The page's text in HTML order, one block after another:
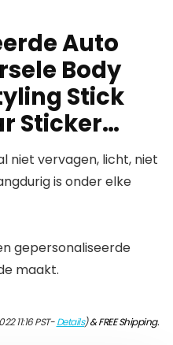
Auto
Body
Stick
Sticker…
niet vervagen, licht, niet
is onder elke
gepersonaliseerde
maakt.
11:16 PST-Details)&FREE Shipping.